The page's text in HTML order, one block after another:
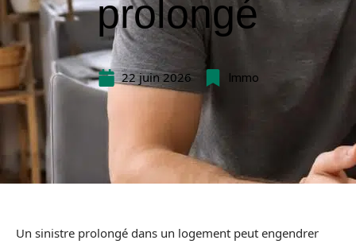
prolongé
22 juin 2026 Immo
Un sinistre prolongé dans un logement peut engendrer